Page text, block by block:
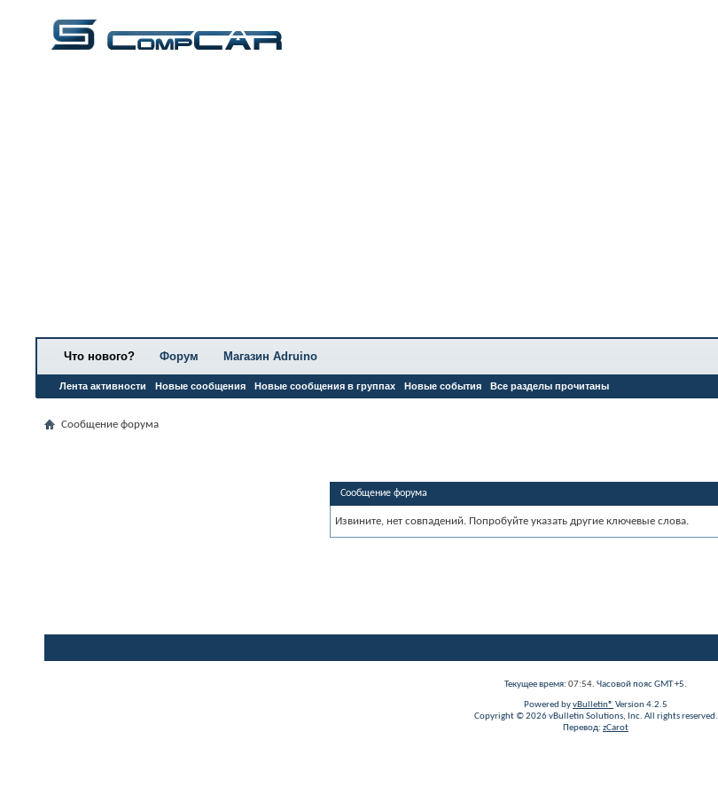
Что нового?
Лента активности Новые сообщения Новые сообщения в группах Новые события Все разделы прочитаны
Форум Магазин Adruino
Сообщение форума
Сообщение форума
Извините, нет совпадений. Попробуйте указать другие ключевые слова.
Текущее время: 07:54. Часовой пояс GMT +5.
Powered byvBulletin® Version 4.2.5
Copyright © 2026 vBulletin Solutions, Inc. All rights reserved.
Перевод: zCarot